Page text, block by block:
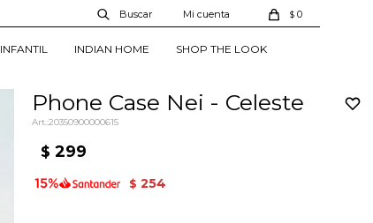
INFANTIL INDIAN HOME SHOP THE LOOK
$ 0
Phone Case Nei - Celeste
20350900000615
$ 299
$ 254